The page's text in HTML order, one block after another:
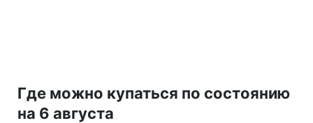
Где можно купаться по состоянию
на 6 августа